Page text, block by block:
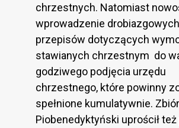
chrzestnych. Natomiast
wprowadzenie drobiazgowych
przepisów dotyczących
stawianych chrzestnym do
godziwego podjęcia urzędu
chrzestnego, które powinny
spełnione kumulatywnie. Zbiór
Piobenedyktyński uprościł